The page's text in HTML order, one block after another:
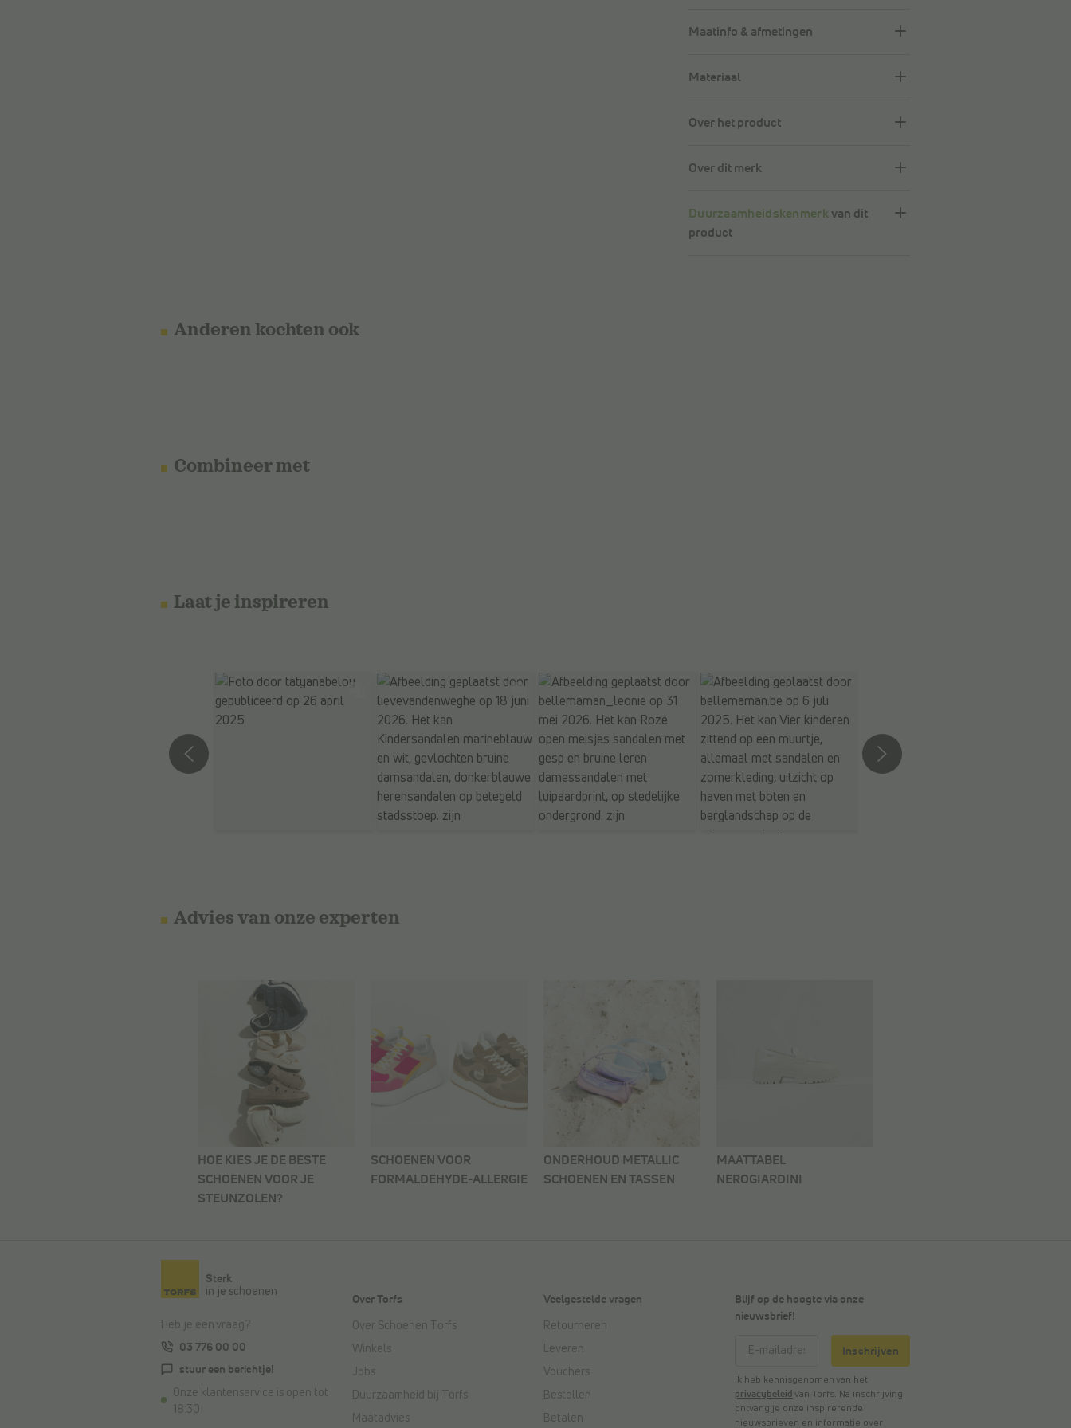
Maatinfo & afmetingen
Materiaal
Over het product
Over dit merk
Duurzaamheidskenmerk van dit
product
Anderen kochten ook
Combineer met
Laat je inspireren
Advies van onze experten
HOE KIES JE DE BESTE
SCHOENEN VOOR JE
STEUNZOLEN?
SCHOENEN VOOR
FORMALDEHYDE-ALLERGIE
ONDERHOUD METALLIC
SCHOENEN EN TASSEN
MAATTABEL
NEROGIARDINI
Sterk
in je schoenen
Heb je een vraag?
03 776 00 00
stuur een berichtje!
Onze klantenservice is open tot
18:30
Over Torfs
Over Schoenen Torfs
Winkels
Jobs
Duurzaamheid bij Torfs
Maatadvies
Veelgestelde vragen
Retourneren
Leveren
Vouchers
Bestellen
Betalen
Blijf op de hoogte via onze
nieuwsbrief!
Inschrijven
Ik heb kennisgenomen van het
privacybeleid van Torfs. Na inschrijving
ontvang je onze inspirerende
nieuwsbrieven en informatie over